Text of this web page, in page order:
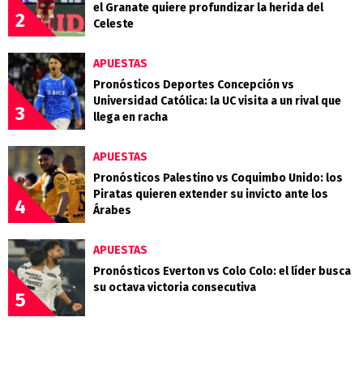
2
el Granate quiere profundizar la herida del
Celeste
3
APUESTAS
Pronósticos Deportes Concepción vs
Universidad Católica: la UC visita a un rival que
llega en racha
4
APUESTAS
Pronósticos Palestino vs Coquimbo Unido: los
Piratas quieren extender su invicto ante los
Árabes
5
APUESTAS
Pronósticos Everton vs Colo Colo: el líder busca
su octava victoria consecutiva